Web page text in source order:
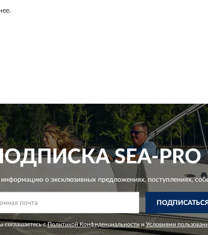
SEA-PRO
о эксклюзивных предложениях,поступлениях,
ПОДПИСАТЬСЯ
соглашаетесь сПолитикой Конфиденциальности и Условиями